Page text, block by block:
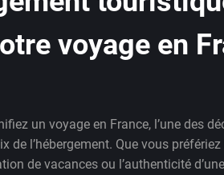
voyage en
un voyage en France, l’une des
de l’hébergement. Que vous
de vacances ou l’authenticité